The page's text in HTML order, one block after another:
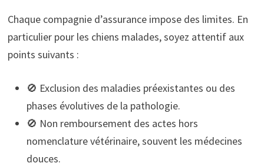
Chaque compagnie d’assurance impose des limites. En
particulier pour les chiens malades, soyez attentif aux
points suivants :
🚫 Exclusion des maladies préexistantes ou des
phases évolutives de la pathologie.
🚫 Non remboursement des actes hors
nomenclature vétérinaire, souvent les médecines
douces.